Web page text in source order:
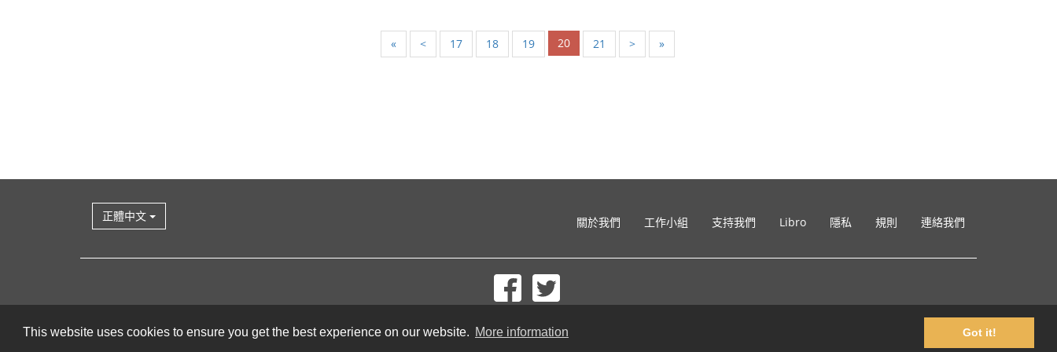
This website uses cookies to ensure you get the best experience on our website. More information Got it!
« < 17 18 19 20 21 > »
正體中文 關於我們 工作小組 支持我們 Libro 隱私 規則 連絡我們